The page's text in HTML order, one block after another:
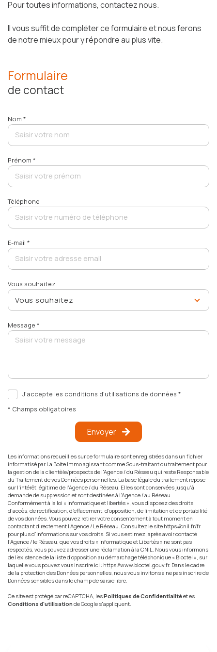
avis
Pour toutes informations, contactez nous.
Il vous suffit de compléter ce formulaire et nous ferons
de notre mieux pour y répondre au plus vite.
Formulaire
de contact
Nom *
Prénom *
Téléphone
E-mail *
Vous souhaitez
Vous souhaitez
Message *
J'accepte les conditions d'utilisations de données *
* Champs obligatoires
Envoyer
Les informations recueillies sur ce formulaire sont enregistrées dans un fichier
informatisé par La Boite Immo agissant comme Sous-traitant du traitement pour
la gestion de la clientèle/prospects de l'Agence / du Réseau qui reste Responsable
du Traitement de vos Données personnelles. La base légale du traitement repose
sur l'intérêt légitime de l'Agence / du Réseau. Elles sont conservées jusqu'à
demande de suppression et sont destinées à l'Agence / au Réseau.
Conformément à la loi « informatique et libertés », vous disposez des droits
d’accès, de rectification, d’effacement, d’opposition, de limitation et de portabilité
de vos données. Vous pouvez retirer votre consentement à tout moment en
contactant directement l’Agence / Le Réseau. Consultez le site https://cnil.fr/fr
pour plus d’informations sur vos droits. Si vous estimez, après avoir contacté
l'Agence / le Réseau, que vos droits « Informatique et Libertés » ne sont pas
respectés, vous pouvez adresser une réclamation à la CNIL. Nous vous informons
de l’existence de la liste d'opposition au démarchage téléphonique « Bloctel », sur
laquelle vous pouvez vous inscrire ici : https://www.bloctel.gouv.fr. Dans le cadre
de la protection des Données personnelles, nous vous invitons à ne pas inscrire de
Données sensibles dans le champ de saisie libre.
Ce site est protégé par reCAPTCHA, lesPolitiques de Confidentialitéet es
Conditions d'utilisation de Google s'appliquent.